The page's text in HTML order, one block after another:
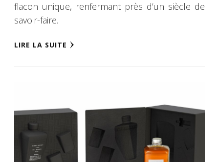
flacon unique, renfermant près d’un siècle de
savoir-faire.
LIRE LA SUITE